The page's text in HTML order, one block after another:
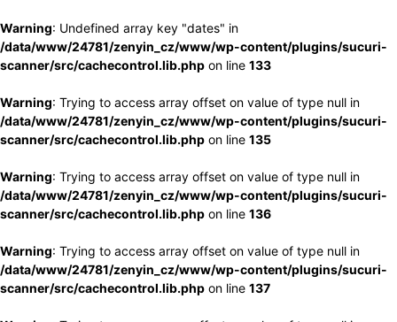
Warning: Undefined array key "dates" in
/data/www/24781/zenyin_cz/www/wp-content/plugins/sucuri-
scanner/src/cachecontrol.lib.php on line 133
Warning: Trying to access array offset on value of type null in
/data/www/24781/zenyin_cz/www/wp-content/plugins/sucuri-
scanner/src/cachecontrol.lib.php on line 135
Warning: Trying to access array offset on value of type null in
/data/www/24781/zenyin_cz/www/wp-content/plugins/sucuri-
scanner/src/cachecontrol.lib.php on line 136
Warning: Trying to access array offset on value of type null in
/data/www/24781/zenyin_cz/www/wp-content/plugins/sucuri-
scanner/src/cachecontrol.lib.php on line 137